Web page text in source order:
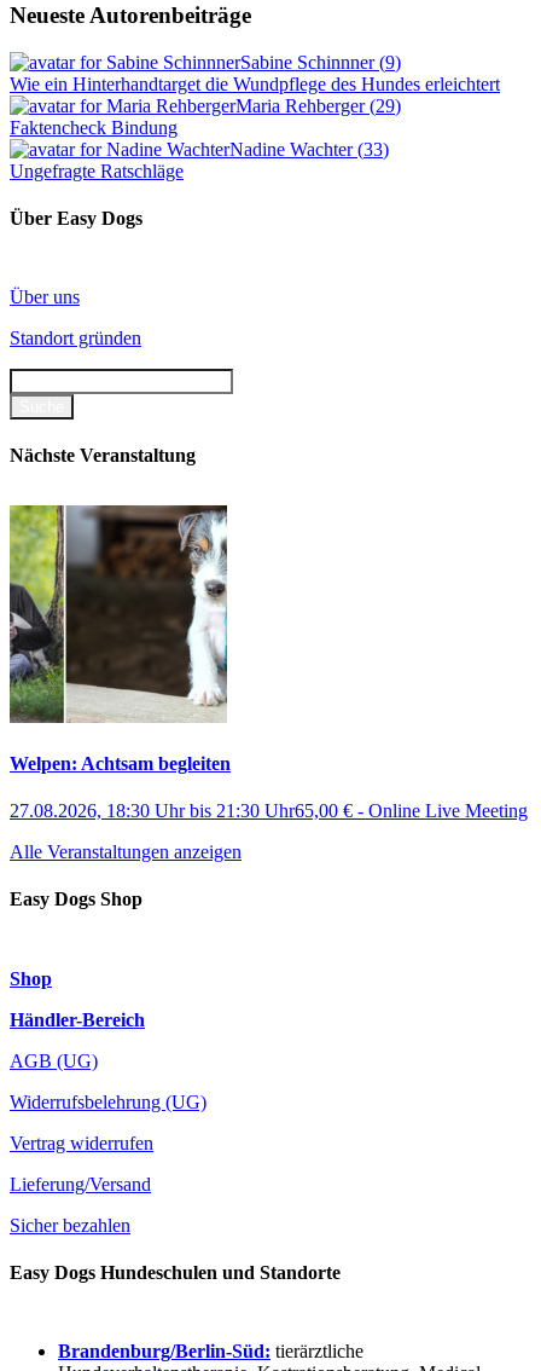
Neueste Autorenbeiträge
Sabine Schinnner(9)
Wie ein Hinterhandtarget die Wundpflege des Hundes erleichtert
Maria Rehberger(29)
Faktencheck Bindung
Nadine Wachter(33)
Ungefragte Ratschläge
Über Easy Dogs
Über uns
Standort gründen
Nächste Veranstaltung
Welpen: Achtsam begleiten
27.08.2026, 18:30 Uhrbis 21:30 Uhr65,00 € - Online Live Meeting
Alle Veranstaltungen anzeigen
Easy Dogs Shop
Shop
Händler-Bereich
AGB (UG)
Widerrufsbelehrung (UG)
Vertrag widerrufen
Lieferung/Versand
Sicher bezahlen
Easy Dogs Hundeschulen und Standorte
Brandenburg/Berlin-Süd: tierärztliche